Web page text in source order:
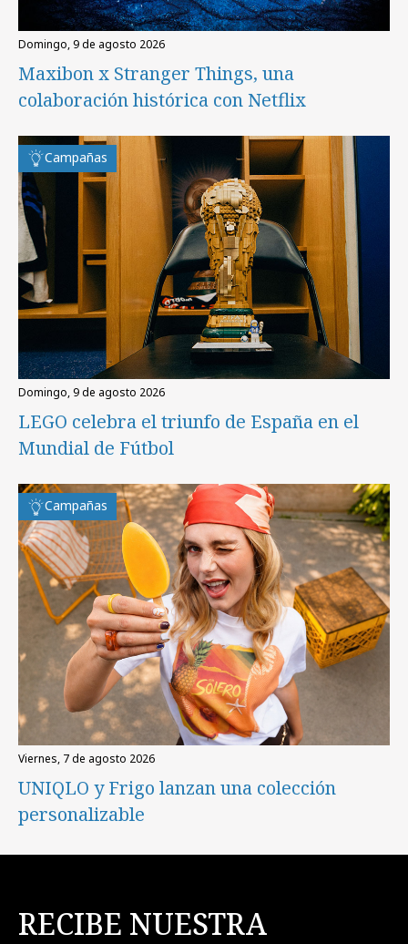
domingo, 9 de agosto 2026
Maxibon x Stranger Things, una
colaboración histórica con Netflix
Campañas
domingo, 9 de agosto 2026
LEGO celebra el triunfo de España en el
Mundial de Fútbol
Campañas
viernes, 7 de agosto 2026
UNIQLO y Frigo lanzan una colección
personalizable
RECIBE NUESTRA